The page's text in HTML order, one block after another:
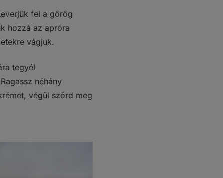
fel a görög
hozzá az apróra
vágjuk.
tegyél
néhány
végül szórd meg